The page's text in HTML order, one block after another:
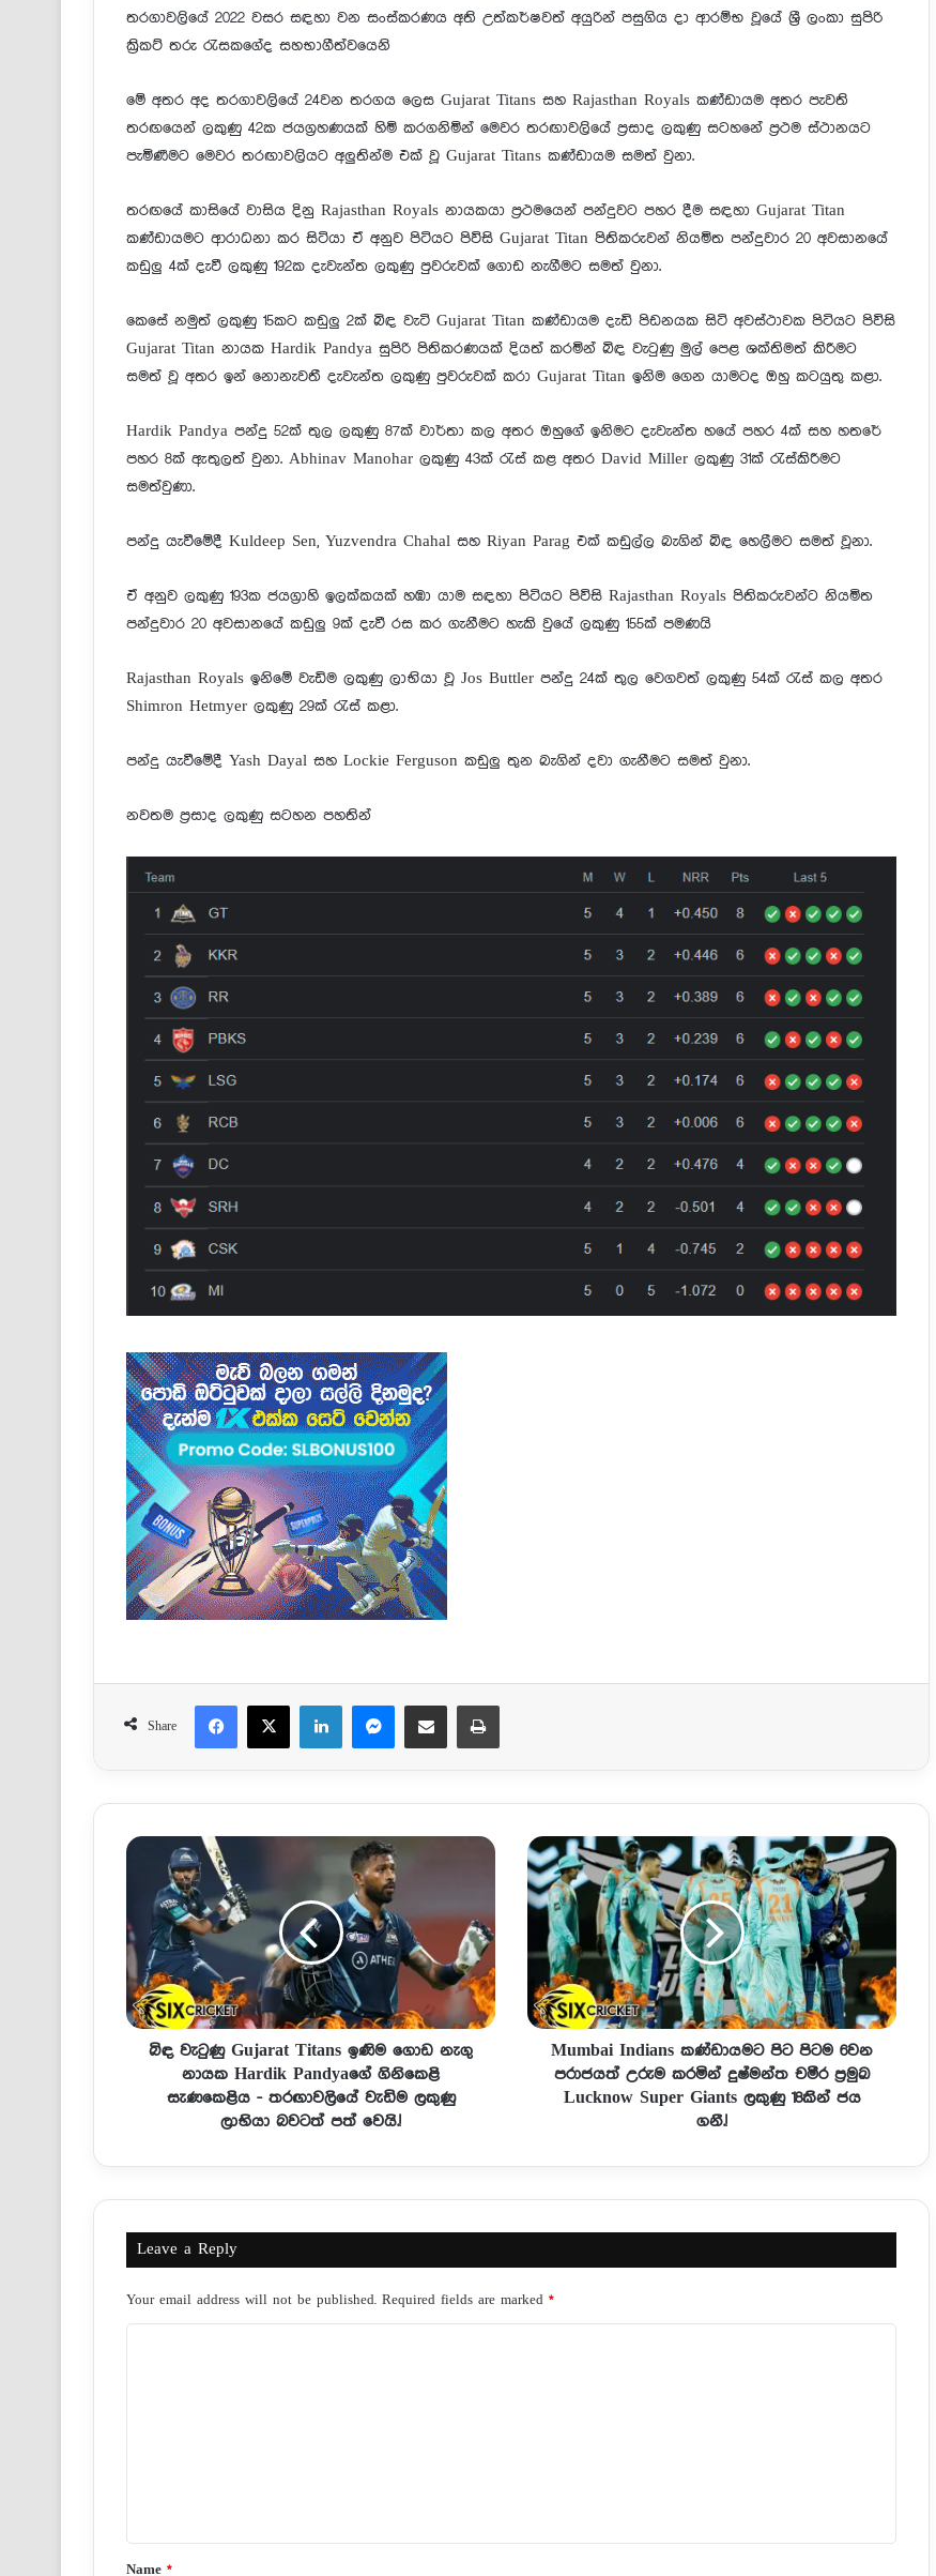
තරගාවලියේ 2022 වසර සඳහා වන සංස්කරණය අති උත්කර්ෂවත් අයුරින් පසුගිය දා ආරම්භ වූයේ ශ්‍රී ලංකා සුපිරි
ක්‍රිකට් තරු රැසකගේද සහභාගීත්වයෙනි
මේ අතර අද තරගාවලියේ 24වන තරගය ලෙස Gujarat Titans සහ Rajasthan Royals කණ්ඩායම අතර පැවති
තරඟයෙන් ලකුණු 42ක ජයග්‍රහණයක් හිමි කරගනිමින් මෙවර තරඟාවලියේ ප්‍රසාද ලකුණු සටහනේ ප්‍රථම ස්ථානයට
පැමිණීමට මෙවර තරඟාවලියට අලුතින්ම එක් වූ Gujarat Titans කණ්ඩායම සමත් වුනා.
තරඟයේ කාසියේ වාසිය දිනු Rajasthan Royals නායකයා ප්‍රථමයෙන් පන්දුවට පහර දීම සඳහා Gujarat Titan
කණ්ඩායමට ආරාධනා කර සිටියා ඒ අනුව පිටියට පිවිසි Gujarat Titan පිතිකරුවන් නියමිත පන්දුවාර 20 අවසානයේ
කඩුලු 4ක් දැවී ලකුණු 192ක දැවැන්ත ලකුණු පුවරුවක් ගොඩ නැගීමට සමත් වුනා.
කෙසේ නමුත් ලකුණු 15කට කඩුලු 2ක් බිඳ වැටි Gujarat Titan කණ්ඩායම දැඩි පිඩනයක සිටි අවස්ථාවක පිටියට පිවිසි
Gujarat Titan නායක Hardik Pandya සුපිරි පිතිකරණයක් දියත් කරමින් බිඳ වැටුණු මුල් පෙළ ශක්තිමත් කිරීමට
සමත් වූ අතර ඉන් නොනැවතී දැවැන්ත ලකුණු පුවරුවක් කරා Gujarat Titan ඉනිම ගෙන යාමටද ඔහු කටයුතු කළා.
Hardik Pandya පන්දු 52ක් තුල ලකුණු 87ක් වාර්තා කල අතර ඔහුගේ ඉනිමට දැවැන්ත හයේ පහර 4ක් සහ හතරේ
පහර 8ක් ඇතුලත් වුනා. Abhinav Manohar ලකුණු 43ක් රැස් කළ අතර David Miller ලකුණු 31ක් රැස්කිරීමට
සමත්වුණා.
පන්දු යැවීමේදී Kuldeep Sen, Yuzvendra Chahal සහ Riyan Parag එක් කඩුල්ල බැගින් බිඳ හෙලීමට සමත් වූනා.
ඒ අනුව ලකුණු 193ක ජයග්‍රාහි ඉලක්කයක් හඹා යාම සඳහා පිටියට පිවිසි Rajasthan Royals පිතිකරුවන්ට නියමිත
පන්දුවාර 20 අවසානයේ කඩුලු 9ක් දැවී රස කර ගැනීමට හැකි වුයේ ලකුණු 155ක් පමණයි
Rajasthan Royals ඉනිමේ වැඩිම ලකුණු ලාභියා වූ Jos Buttler පන්දු 24ක් තුල වෙගවත් ලකුණු 54ක් රැස් කල අතර
Shimron Hetmyer ලකුණු 29ක් රැස් කළා.
පන්දු යැවීමේදී Yash Dayal සහ Lockie Ferguson කඩුලු තුන බැගින් දවා ගැනීමට සමත් වුනා.
නවතම ප්‍රසාද ලකුණු සටහන පහතින්
Share
බිඳ වැටුණු Gujarat Titans ඉණිම ගොඩ නැගු
නායක Hardik Pandyaගේ ගිනිකෙළි
සැණකෙළිය - තරඟාවලියේ වැඩිම ලකුණු
ලාභියා බවටත් පත් වෙයි.!
Mumbai Indians කණ්ඩායමට පිට පිටම 6වන
පරාජයත් උරුම කරමින් දුෂ්මන්ත චමීර ප්‍රමුඛ
Lucknow Super Giants ලකුණු 18කින් ජය
ගනී.!
Leave a Reply
Your email address will not be published. Required fields are marked *
*Name *